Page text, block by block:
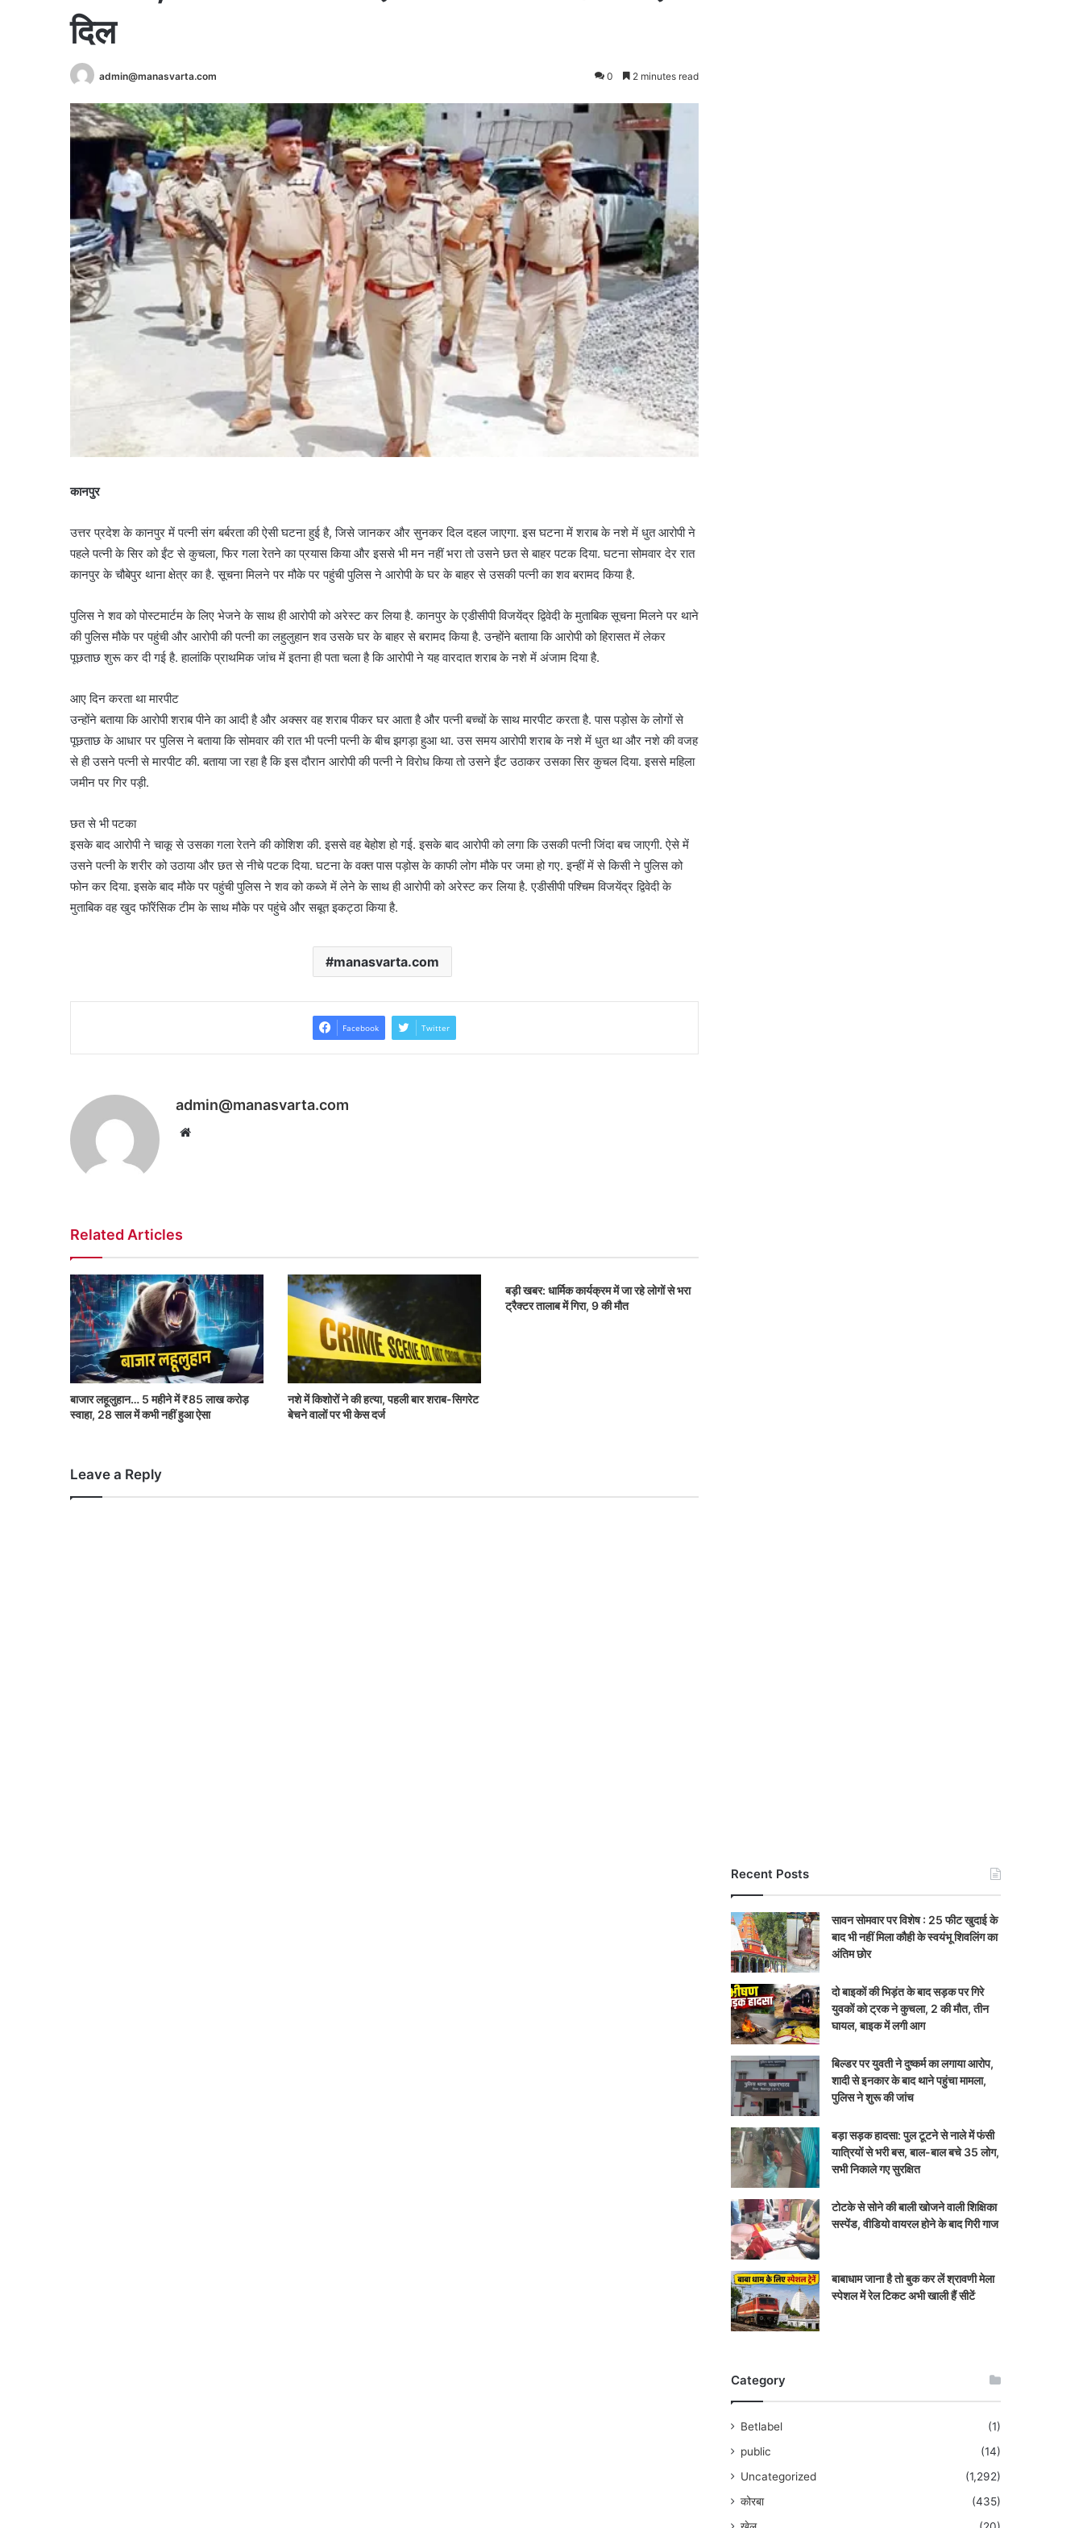
दिल
admin@manasvarta.com 0 2 minutes read
कानपुर
उत्तर प्रदेश के कानपुर में पत्नी संग बर्बरता की ऐसी घटना हुई है, जिसे जानकर और सुनकर दिल दहल जाएगा. इस घटना में शराब के नशे में धुत आरोपी ने
पहले पत्नी के सिर को ईंट से कुचला, फिर गला रेतने का प्रयास किया और इससे भी मन नहीं भरा तो उसने छत से बाहर पटक दिया. घटना सोमवार देर रात
कानपुर के चौबेपुर थाना क्षेत्र का है. सूचना मिलने पर मौके पर पहुंची पुलिस ने आरोपी के घर के बाहर से उसकी पत्नी का शव बरामद किया है.
पुलिस ने शव को पोस्टमार्टम के लिए भेजने के साथ ही आरोपी को अरेस्ट कर लिया है. कानपुर के एडीसीपी विजयेंद्र द्विवेदी के मुताबिक सूचना मिलने पर थाने
की पुलिस मौके पर पहुंची और आरोपी की पत्नी का लहुलुहान शव उसके घर के बाहर से बरामद किया है. उन्होंने बताया कि आरोपी को हिरासत में लेकर
पूछताछ शुरू कर दी गई है. हालांकि प्राथमिक जांच में इतना ही पता चला है कि आरोपी ने यह वारदात शराब के नशे में अंजाम दिया है.
आए दिन करता था मारपीट
उन्होंने बताया कि आरोपी शराब पीने का आदी है और अक्सर वह शराब पीकर घर आता है और पत्नी बच्चों के साथ मारपीट करता है. पास पड़ोस के लोगों से
पूछताछ के आधार पर पुलिस ने बताया कि सोमवार की रात भी पत्नी पत्नी के बीच झगड़ा हुआ था. उस समय आरोपी शराब के नशे में धुत था और नशे की वजह
से ही उसने पत्नी से मारपीट की. बताया जा रहा है कि इस दौरान आरोपी की पत्नी ने विरोध किया तो उसने ईंट उठाकर उसका सिर कुचल दिया. इससे महिला
जमीन पर गिर पड़ी.
छत से भी पटका
इसके बाद आरोपी ने चाकू से उसका गला रेतने की कोशिश की. इससे वह बेहोश हो गई. इसके बाद आरोपी को लगा कि उसकी पत्नी जिंदा बच जाएगी. ऐसे में
उसने पत्नी के शरीर को उठाया और छत से नीचे पटक दिया. घटना के वक्त पास पड़ोस के काफी लोग मौके पर जमा हो गए. इन्हीं में से किसी ने पुलिस को
फोन कर दिया. इसके बाद मौके पर पहुंची पुलिस ने शव को कब्जे में लेने के साथ ही आरोपी को अरेस्ट कर लिया है. एडीसीपी पश्चिम विजयेंद्र द्विवेदी के
मुताबिक वह खुद फॉरेंसिक टीम के साथ मौके पर पहुंचे और सबूत इकट्ठा किया है.
manasvarta.com
Facebook Twitter
admin@manasvarta.com
Website
Related Articles
बाजार लहूलुहान… 5 महीने में ₹85 लाख करोड़
स्वाहा, 28 साल में कभी नहीं हुआ ऐसा
नशे में किशोरों ने की हत्या, पहली बार शराब-सिगरेट
बेचने वालों पर भी केस दर्ज
बड़ी खबर: धार्मिक कार्यक्रम में जा रहे लोगों से भरा
ट्रैक्टर तालाब में गिरा, 9 की मौत
Leave a Reply
Recent Posts
सावन सोमवार पर विशेष : 25 फीट खुदाई के
बाद भी नहीं मिला कौही के स्वयंभू शिवलिंग का
अंतिम छोर
दो बाइकों की भिड़ंत के बाद सड़क पर गिरे
युवकों को ट्रक ने कुचला, 2 की मौत, तीन
घायल, बाइक में लगी आग
बिल्डर पर युवती ने दुष्कर्म का लगाया आरोप,
शादी से इनकार के बाद थाने पहुंचा मामला,
पुलिस ने शुरू की जांच
बड़ा सड़क हादसा: पुल टूटने से नाले में फंसी
यात्रियों से भरी बस, बाल-बाल बचे 35 लोग,
सभी निकाले गए सुरक्षित
टोटके से सोने की बाली खोजने वाली शिक्षिका
सस्पेंड, वीडियो वायरल होने के बाद गिरी गाज
बाबाधाम जाना है तो बुक कर लें श्रावणी मेला
स्पेशल में रेल टिकट अभी खाली हैं सीटें
Category
Betlabel
(1)
public
(14)
Uncategorized
(1,292)
कोरबा
(435)